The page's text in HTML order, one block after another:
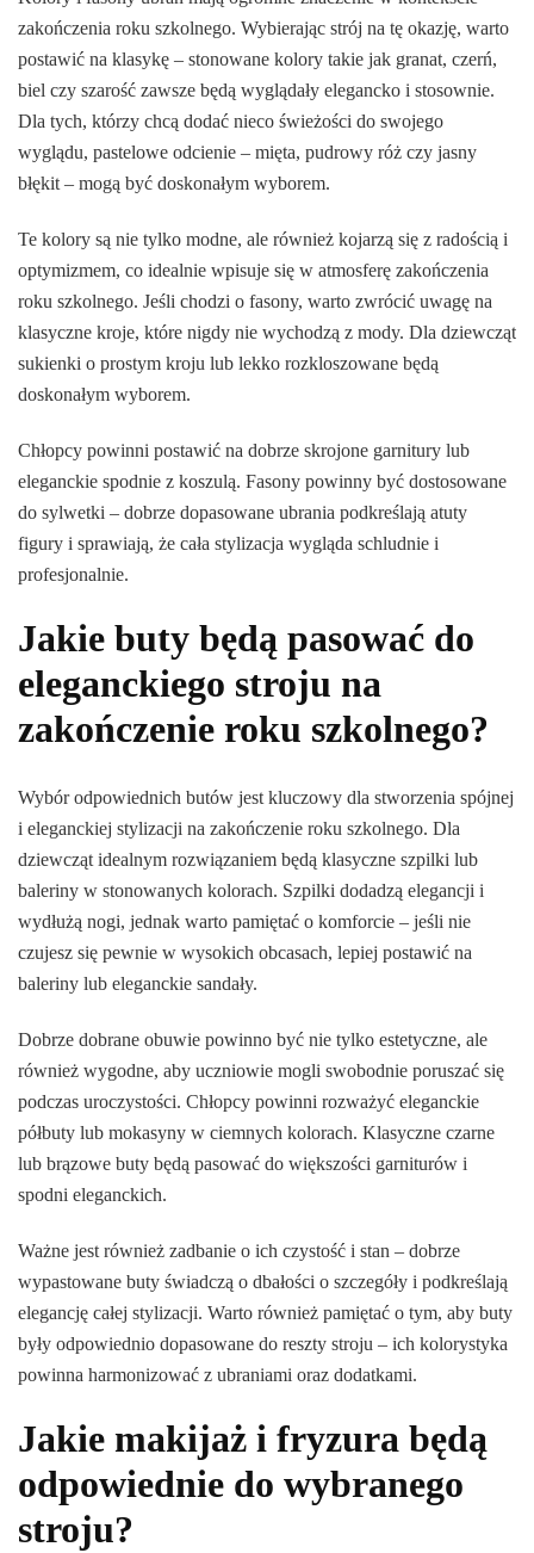
zakończenia roku szkolnego. Wybierając strój na tę okazję, warto
postawić na klasykę – stonowane kolory takie jak granat, czerń,
biel czy szarość zawsze będą wyglądały elegancko i stosownie.
Dla tych, którzy chcą dodać nieco świeżości do swojego
wyglądu, pastelowe odcienie – mięta, pudrowy róż czy jasny
błękit – mogą być doskonałym wyborem.
Te kolory są nie tylko modne, ale również kojarzą się z radością i
optymizmem, co idealnie wpisuje się w atmosferę zakończenia
roku szkolnego. Jeśli chodzi o fasony, warto zwrócić uwagę na
klasyczne kroje, które nigdy nie wychodzą z mody. Dla dziewcząt
sukienki o prostym kroju lub lekko rozkloszowane będą
doskonałym wyborem.
Chłopcy powinni postawić na dobrze skrojone garnitury lub
eleganckie spodnie z koszulą. Fasony powinny być dostosowane
do sylwetki – dobrze dopasowane ubrania podkreślają atuty
figury i sprawiają, że cała stylizacja wygląda schludnie i
profesjonalnie.
Jakie buty będą pasować do
eleganckiego stroju na
zakończenie roku szkolnego?
Wybór odpowiednich butów jest kluczowy dla stworzenia spójnej
i eleganckiej stylizacji na zakończenie roku szkolnego. Dla
dziewcząt idealnym rozwiązaniem będą klasyczne szpilki lub
baleriny w stonowanych kolorach. Szpilki dodadzą elegancji i
wydłużą nogi, jednak warto pamiętać o komforcie – jeśli nie
czujesz się pewnie w wysokich obcasach, lepiej postawić na
baleriny lub eleganckie sandały.
Dobrze dobrane obuwie powinno być nie tylko estetyczne, ale
również wygodne, aby uczniowie mogli swobodnie poruszać się
podczas uroczystości. Chłopcy powinni rozważyć eleganckie
półbuty lub mokasyny w ciemnych kolorach. Klasyczne czarne
lub brązowe buty będą pasować do większości garniturów i
spodni eleganckich.
Ważne jest również zadbanie o ich czystość i stan – dobrze
wypastowane buty świadczą o dbałości o szczegóły i podkreślają
elegancję całej stylizacji. Warto również pamiętać o tym, aby buty
były odpowiednio dopasowane do reszty stroju – ich kolorystyka
powinna harmonizować z ubraniami oraz dodatkami.
Jakie makijaż i fryzura będą
odpowiednie do wybranego
stroju?